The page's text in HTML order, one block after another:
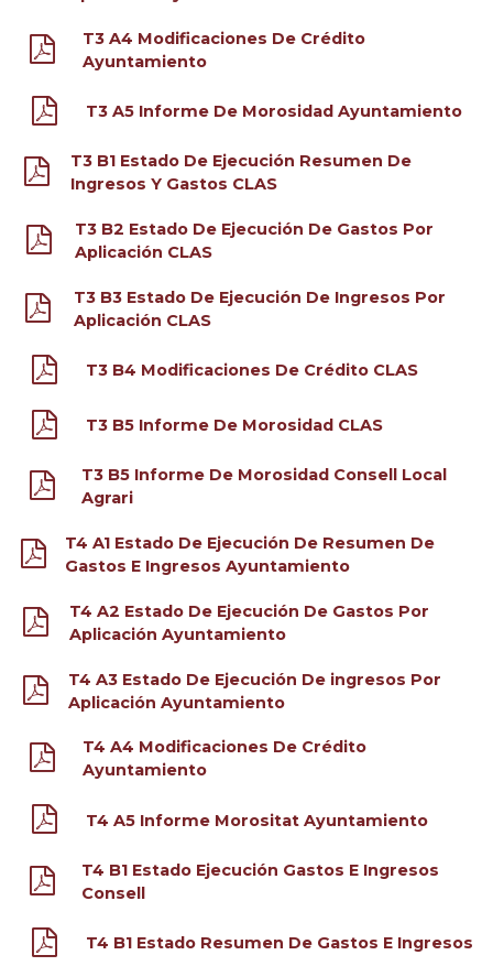
T3 A4 Modificaciones De Crédito
Ayuntamiento
T3 A5 Informe De Morosidad Ayuntamiento
T3 B1 Estado De Ejecución Resumen De
Ingresos Y Gastos CLAS
T3 B2 Estado De Ejecución De Gastos Por
Aplicación CLAS
T3 B3 Estado De Ejecución De Ingresos Por
Aplicación CLAS
T3 B4 Modificaciones De Crédito CLAS
T3 B5 Informe De Morosidad CLAS
T3 B5 Informe De Morosidad Consell Local
Agrari
T4 A1 Estado De Ejecución De Resumen De
Gastos E Ingresos Ayuntamiento
T4 A2 Estado De Ejecución De Gastos Por
Aplicación Ayuntamiento
T4 A3 Estado De Ejecución De ingresos Por
Aplicación Ayuntamiento
T4 A4 Modificaciones De Crédito
Ayuntamiento
T4 A5 Informe Morositat Ayuntamiento
T4 B1 Estado Ejecución Gastos E Ingresos
Consell
T4 B1 Estado Resumen De Gastos E Ingresos